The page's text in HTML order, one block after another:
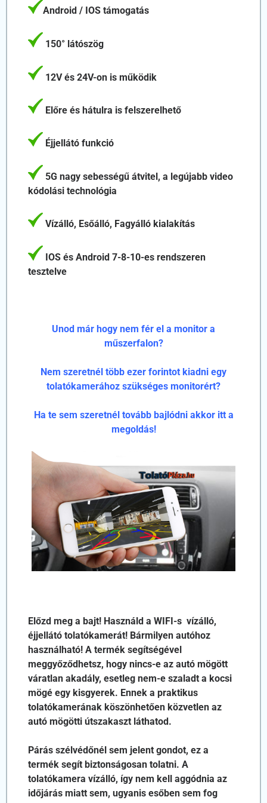
Android / IOS támogatás
150° látószög
12V és 24V-on is működik
Előre és hátulra is felszerelhető
Éjjellátó funkció
5G nagy sebességű átvitel, a legújabb video
kódolási technológia
Vízálló, Esőálló, Fagyálló kialakítás
IOS és Android 7-8-10-es rendszeren
tesztelve
Unod már hogy nem fér el a monitor a
műszerfalon?
Nem szeretnél több ezer forintot kiadni egy
tolatókamerához szükséges monitorért?
Ha te sem szeretnél tovább bajlódni akkor itt a
megoldás!
Előzd meg a bajt! Használd a WIFI-s vízálló,
éjjellátó tolatókamerát! Bármilyen autóhoz
használható! A termék segítségével
meggyőződhetsz, hogy nincs-e az autó mögött
váratlan akadály, esetleg nem-e szaladt a kocsi
mögé egy kisgyerek. Ennek a praktikus
tolatókamerának köszönhetően közvetlen az
autó mögötti útszakaszt láthatod.
Párás szélvédőnél sem jelent gondot, ez a
termék segít biztonságosan tolatni. A
tolatókamera vízálló, így nem kell aggódnia az
időjárás miatt sem, ugyanis esőben sem fog